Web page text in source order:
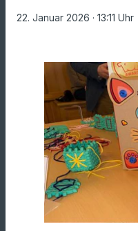
22. Januar 2026 · 13:11 Uhr